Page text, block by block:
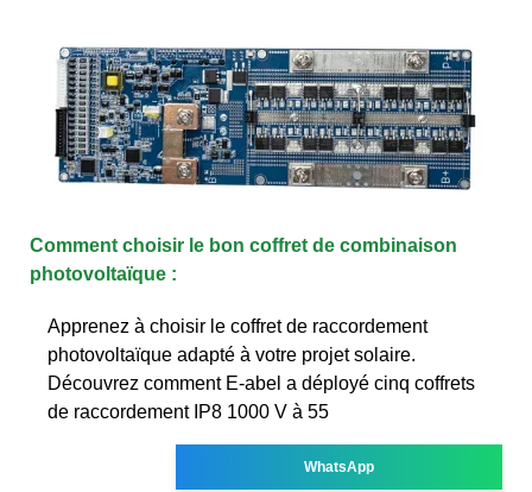
Comment choisir le bon coffret de combinaison
photovoltaïque :
Apprenez à choisir le coffret de raccordement
photovoltaïque adapté à votre projet solaire.
Découvrez comment E-abel a déployé cinq coffrets
de raccordement IP8 1000 V à 55
WhatsApp